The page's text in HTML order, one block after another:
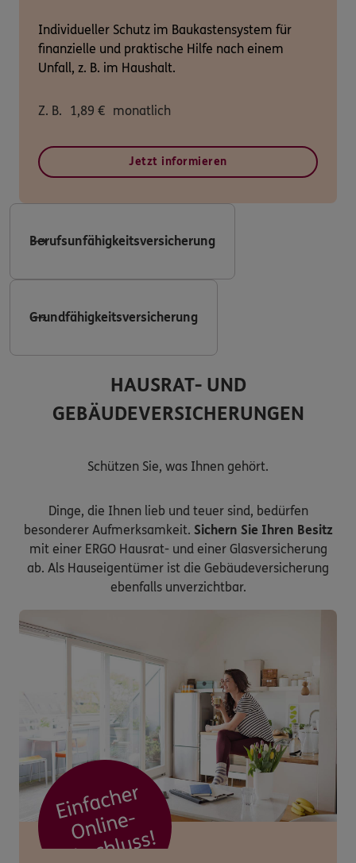
Individueller Schutz im Baukastensystem für
finanzielle und praktische Hilfe nach einem
Unfall, z. B. im Haushalt.
Z. B. 1,89 € monatlich
Jetzt informieren
Berufsunfähigkeitsversicherung
Grundfähigkeitsversicherung
HAUSRAT- UND
GEBÄUDEVERSICHERUNGEN
Schützen Sie, was Ihnen gehört.
Dinge, die Ihnen lieb und teuer sind, bedürfen
besonderer Aufmerksamkeit. Sichern Sie Ihren Besitz
mit einer ERGO Hausrat- und einer Glasversicherung
ab. Als Hauseigentümer ist die Gebäudeversicherung
ebenfalls unverzichtbar.